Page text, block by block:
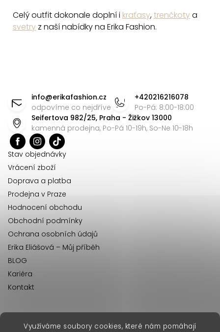
Využíváme soubory cookies, které nám pomáhají
Celý outfit dokonale doplní i kraťasy,trenčkotya
svetry z naší nabídky na Erika Fashion.
info@erikafashion.cz
odpovíme co nejdříve
+420216216078
Po-Pá: 8:00-18:00
Seifertova 982/25, Praha - Žižkov 13000
kamenná prodejna, Po-Pá 10-19h, So-Ne 10-18h
Stav objednávky
Vrácení zboží
Doprava a platba
Prodejna v Praze
Hodnocení obchodu
Obchodní podmínky
Ochrana osobních údajů
Erika Eliášová – Můj příběh
BLOG
Kariéra
Kontakt
erikafashion.sk